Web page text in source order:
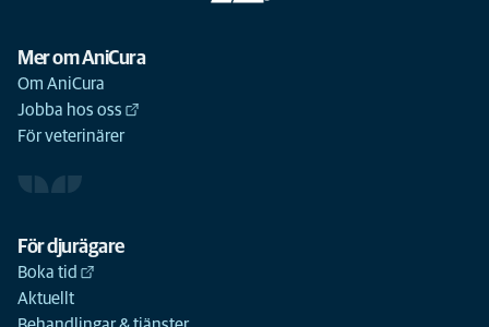
Mer om AniCura
Om AniCura
Jobba hos oss
För veterinärer
För djurägare
Boka tid
Aktuellt